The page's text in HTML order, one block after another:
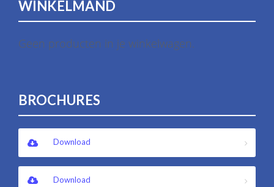
WINKELMAND
Geen producten in je winkelwagen.
BROCHURES
Download
Download